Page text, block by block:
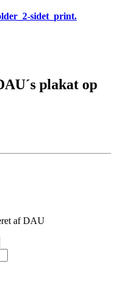
sidet_print.
plakat op
af DAU